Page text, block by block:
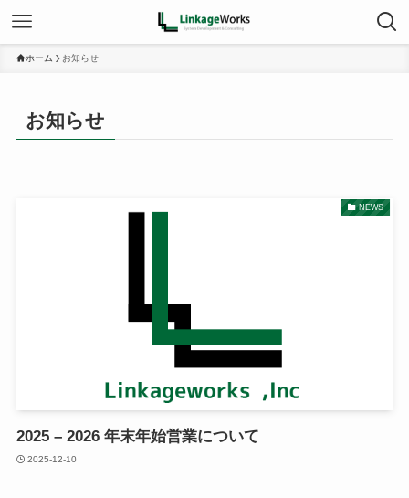
ホーム お知らせ
お知らせ
NEWS
2025 – 2026 年末年始営業について
2025-12-10